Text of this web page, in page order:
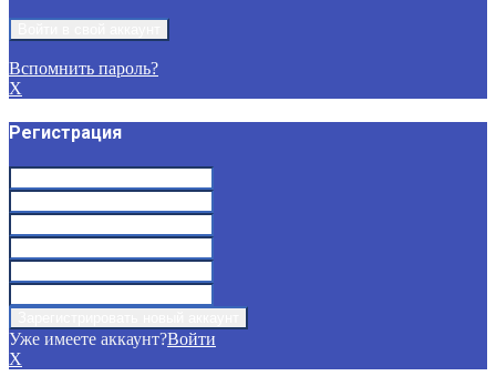
Вспомнить пароль?
X
Регистрация
Уже имеете аккаунт?Войти
X